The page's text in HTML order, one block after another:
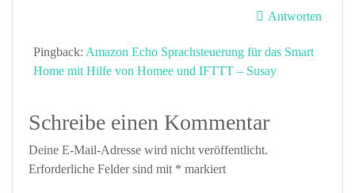
Antworten
Pingback: Amazon Echo Sprachsteuerung für das Smart
Home mit Hilfe von Homee und IFTTT – Susay
Schreibe einen Kommentar
Deine E-Mail-Adresse wird nicht veröffentlicht.
Erforderliche Felder sind mit * markiert